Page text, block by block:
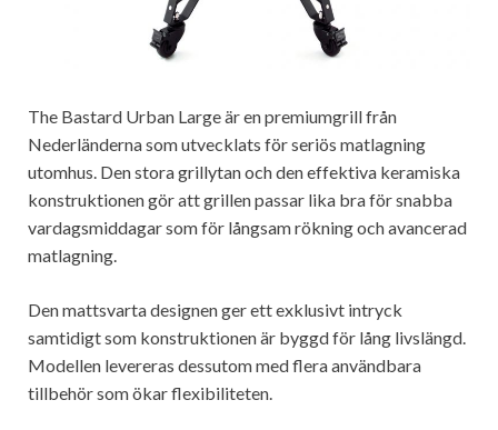
The Bastard Urban Large är en premiumgrill från
Nederländerna som utvecklats för seriös matlagning
utomhus. Den stora grillytan och den effektiva keramiska
konstruktionen gör att grillen passar lika bra för snabba
vardagsmiddagar som för långsam rökning och avancerad
matlagning.
Den mattsvarta designen ger ett exklusivt intryck
samtidigt som konstruktionen är byggd för lång livslängd.
Modellen levereras dessutom med flera användbara
tillbehör som ökar flexibiliteten.